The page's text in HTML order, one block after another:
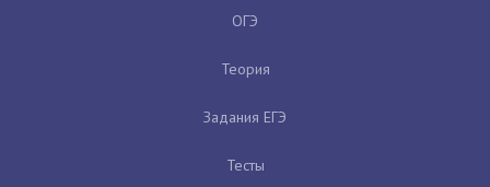
ОГЭ
Теория
Задания ЕГЭ
Тесты